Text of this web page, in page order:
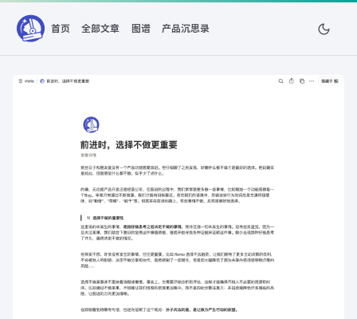
首页 全部文章 图谱 产品沉思录